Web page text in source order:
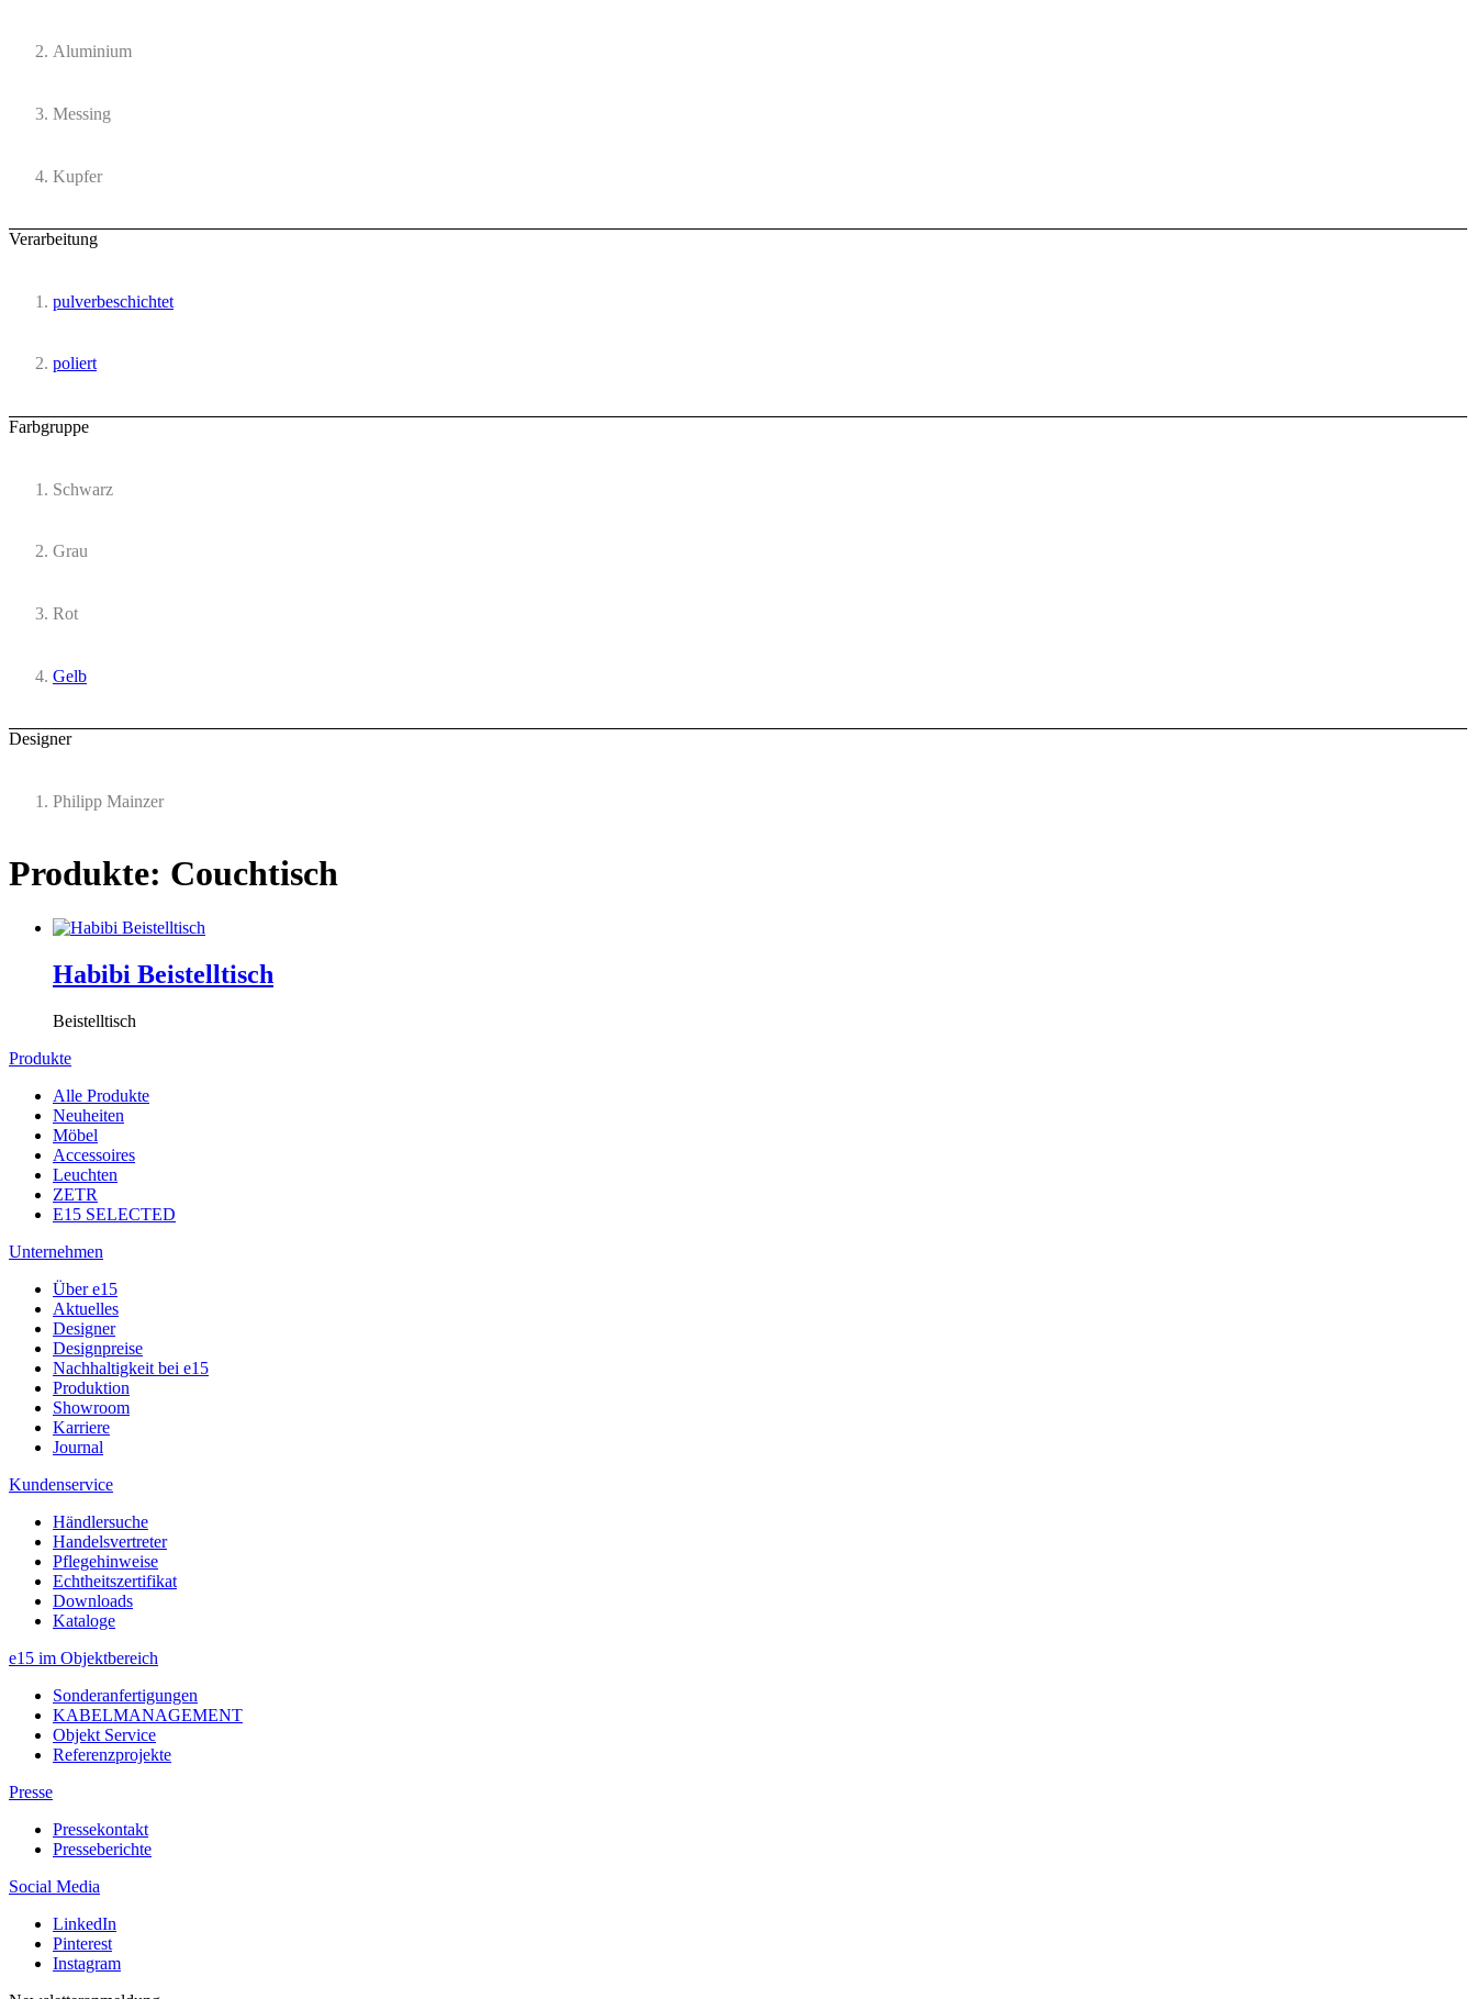
Aluminium
Messing
Kupfer
Verarbeitung
pulverbeschichtet
poliert
Farbgruppe
Schwarz
Grau
Rot
Gelb
Designer
Philipp Mainzer
Produkte: Couchtisch
Habibi Beistelltisch
Beistelltisch
Produkte
Alle Produkte
Neuheiten
Möbel
Accessoires
Leuchten
ZETR
E15 SELECTED
Unternehmen
Über e15
Aktuelles
Designer
Designpreise
Nachhaltigkeit bei e15
Produktion
Showroom
Karriere
Journal
Kundenservice
Händlersuche
Handelsvertreter
Pflegehinweise
Echtheitszertifikat
Downloads
Kataloge
e15 im Objektbereich
Sonderanfertigungen
KABELMANAGEMENT
Objekt Service
Referenzprojekte
Presse
Pressekontakt
Presseberichte
Social Media
LinkedIn
Pinterest
Instagram